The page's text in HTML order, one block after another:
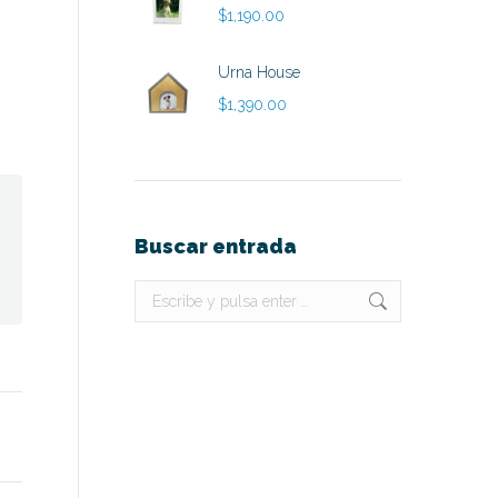
$1,190.00
Urna House
$1,390.00
Buscar entrada
Buscar: